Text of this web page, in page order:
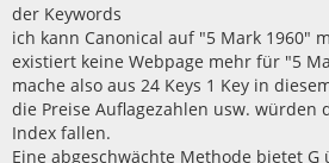
der Keywords
ich kann Canonical auf "5 Mark 1960"
existiert keine Webpage mehr für "5
mache also aus 24 Keys 1 Key in
die Preise Auflagezahlen usw. würden
Index fallen.
Eine abgeschwächte Methode bietet G